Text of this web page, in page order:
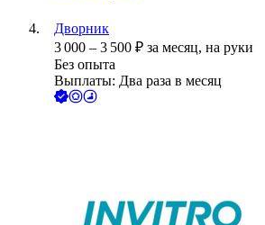
Дворник
3 000 – 3 500 ₽ за месяц, на руки
Без опыта
Выплаты: Два раза в месяц